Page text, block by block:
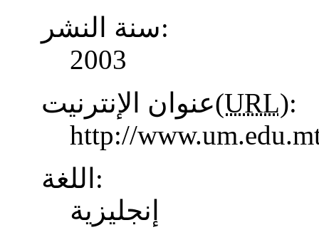
سنة النشر:
2003
عنوان الإنترنيت(URL):
http://
اللغة:
إنجليزية